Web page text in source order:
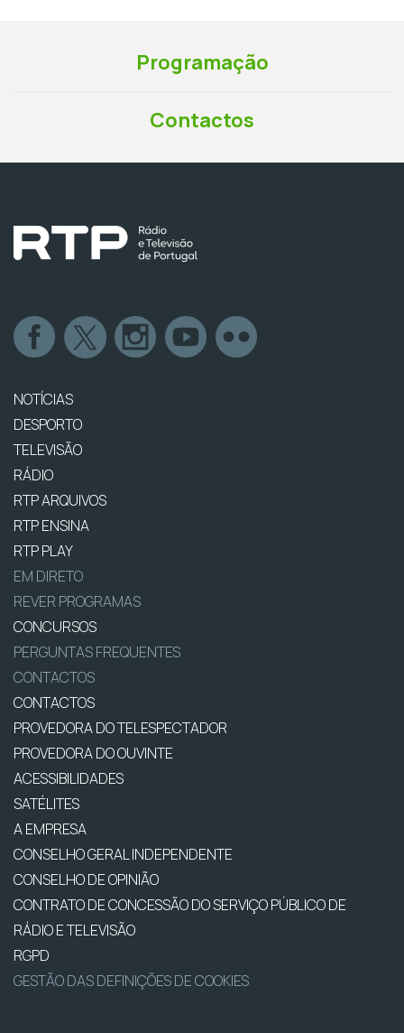
Programação
Contactos
NOTÍCIAS
DESPORTO
TELEVISÃO
RÁDIO
RTP ARQUIVOS
RTP ENSINA
RTP PLAY
EM DIRETO
REVER PROGRAMAS
CONCURSOS
PERGUNTAS FREQUENTES
CONTACTOS
CONTACTOS
PROVEDORA DO TELESPECTADOR
PROVEDORA DO OUVINTE
ACESSIBILIDADES
SATÉLITES
A EMPRESA
CONSELHO GERAL INDEPENDENTE
CONSELHO DE OPINIÃO
CONTRATO DE CONCESSÃO DO SERVIÇO PÚBLICO DE
RÁDIO E TELEVISÃO
RGPD
GESTÃO DAS DEFINIÇÕES DE COOKIES